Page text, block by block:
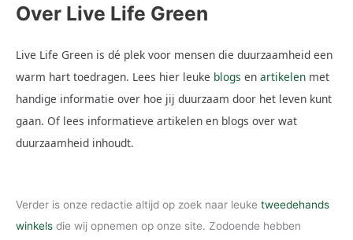
Over Live Life Green
Live Life Green is dé plek voor mensen die duurzaamheid een
warm hart toedragen. Lees hier leuke blogs en artikelen met
handige informatie over hoe jij duurzaam door het leven kunt
gaan. Of lees informatieve artikelen en blogs over wat
duurzaamheid inhoudt.
Verder is onze redactie altijd op zoek naar leuke tweedehands
winkels die wij opnemen op onze site. Zodoende hebben